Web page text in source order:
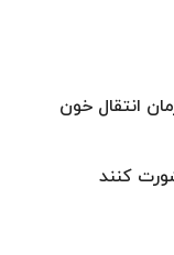
کنند